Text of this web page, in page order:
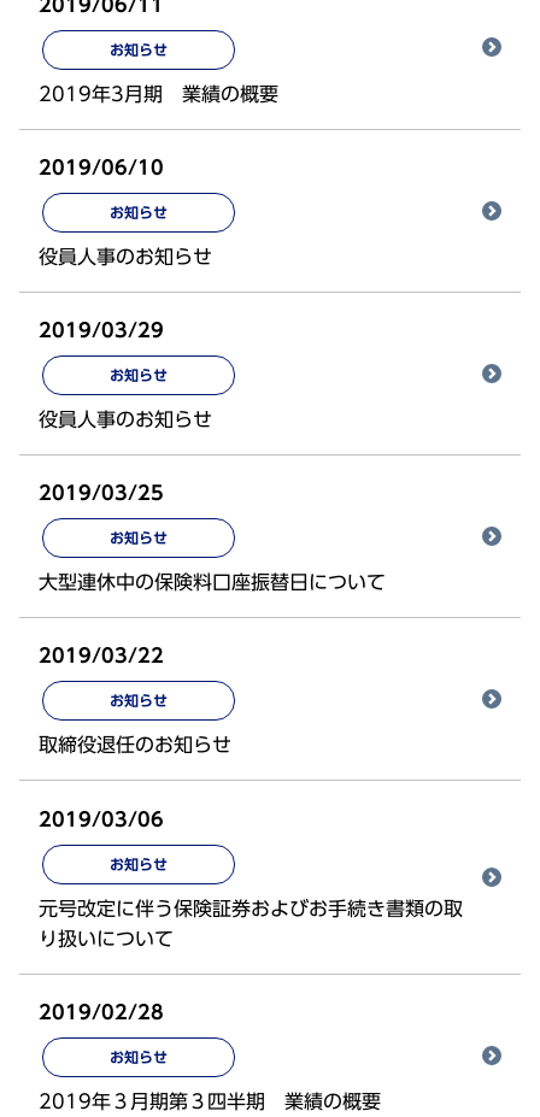
2019/06/11
お知らせ
2019年3月期 業績の概要
2019/06/10
お知らせ
役員人事のお知らせ
2019/03/29
お知らせ
役員人事のお知らせ
2019/03/25
お知らせ
大型連休中の保険料口座振替日について
2019/03/22
お知らせ
取締役退任のお知らせ
2019/03/06
お知らせ
元号改定に伴う保険証券およびお手続き書類の取
り扱いについて
2019/02/28
お知らせ
2019年３月期第３四半期 業績の概要